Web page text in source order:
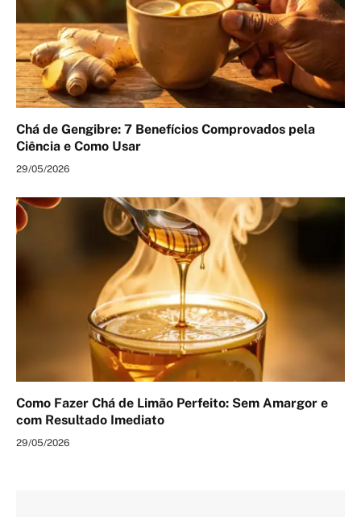
Chá de Gengibre: 7 Benefícios Comprovados pela
Ciência e Como Usar
29/05/2026
Como Fazer Chá de Limão Perfeito: Sem Amargor e
com Resultado Imediato
29/05/2026